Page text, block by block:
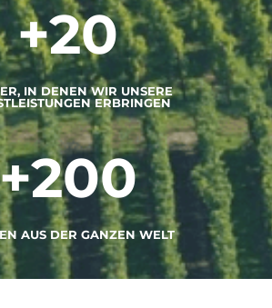
+20
IN DENEN WIR UNSERE
ERBRINGEN
AUS DER GANZEN WELT